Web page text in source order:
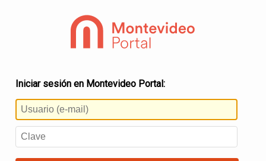
Iniciar sesión en Montevideo Portal: